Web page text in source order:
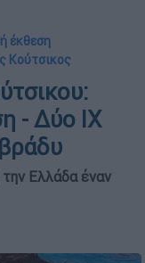
έκθεση
Κούτσικος
- Δύο ΙΧ
την Ελλάδα έναν